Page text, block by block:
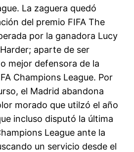
La zaguera quedó
del premio FIFA The
por la ganadora Lucy
aparte de ser
mejor defensora de la
Champions League. Por
el Madrid abandona
morado que utilzó el año
incluso disputó la última
League ante la
un servicio desde el